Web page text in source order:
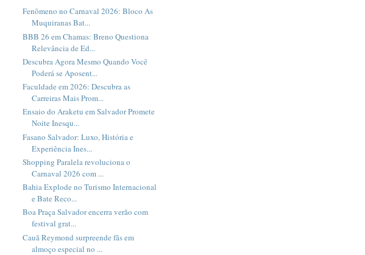
Fenômeno no Carnaval 2026: Bloco As
Muquiranas Bat...
BBB 26 em Chamas: Breno Questiona
Relevância de Ed...
Descubra Agora Mesmo Quando Você
Poderá se Aposent...
Faculdade em 2026: Descubra as
Carreiras Mais Prom...
Ensaio do Araketu em Salvador Promete
Noite Inesqu...
Fasano Salvador: Luxo, História e
Experiência Ines...
Shopping Paralela revoluciona o
Carnaval 2026 com ...
Bahia Explode no Turismo Internacional
e Bate Reco...
Boa Praça Salvador encerra verão com
festival grat...
Cauã Reymond surpreende fãs em
almoço especial no ...